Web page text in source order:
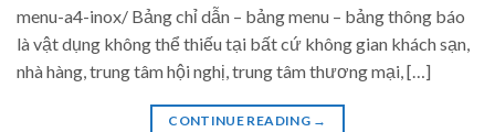
menu-a4-inox/ Bảng chỉ dẫn – bảng menu – bảng thông báo
là vật dụng không thể thiếu tại bất cứ không gian khách sạn,
nhà hàng, trung tâm hội nghị, trung tâm thương mại, […]
CONTINUE READING →